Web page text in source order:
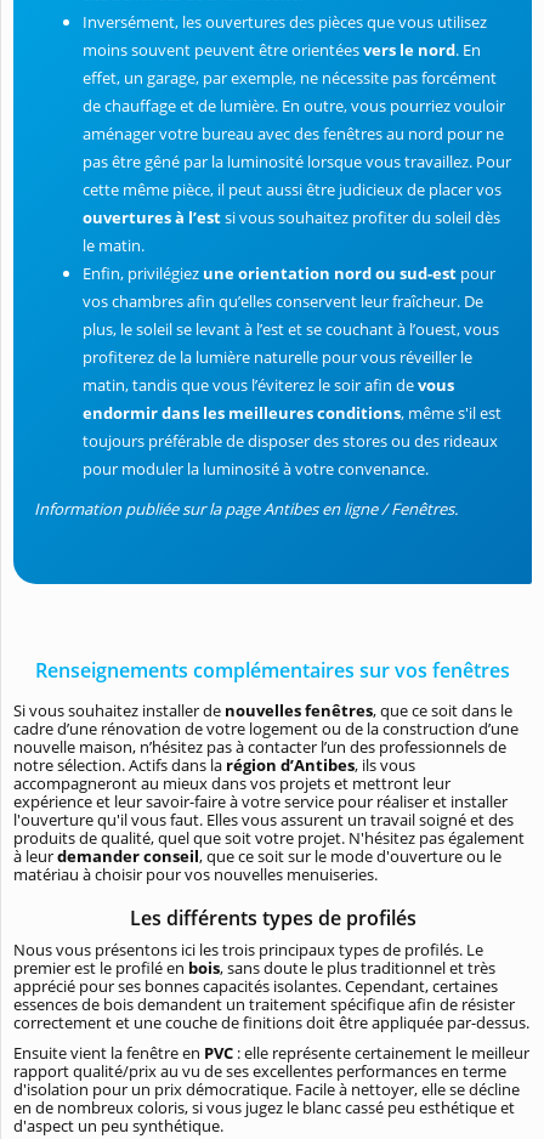
Inversément, les ouvertures des pièces que vous utilisez
moins souvent peuvent être orientéesvers le nord. En
effet, un garage, par exemple, ne nécessite pas forcément
de chauffage et de lumière. En outre, vous pourriez vouloir
aménager votre bureau avec des fenêtres au nord pour ne
pas être gêné par la luminosité lorsque vous travaillez. Pour
cette même pièce, il peut aussi être judicieux de placer vos
ouvertures à l’estsi vous souhaitez profiter du soleil dès
le matin.
Enfin, privilégiez une orientation nord ou sud-est pour
vos chambres afin qu’elles conservent leur fraîcheur. De
plus, le soleil se levant à l’est et se couchant à l’ouest, vous
profiterez de la lumière naturelle pour vous réveiller le
matin, tandis que vous l’éviterez le soir afin devous
endormir dans les meilleures conditions, même s'il est
toujours préférable de disposer des stores ou des rideaux
pour moduler la luminosité à votre convenance.
Information publiée sur la page Antibes en ligne / Fenêtres.
Renseignements complémentaires sur vos fenêtres
Si vous souhaitez installer de nouvelles fenêtres, que ce soit dans le
cadre d’une rénovation de votre logement ou de la construction d’une
nouvelle maison, n’hésitez pas à contacter l’un des professionnels de
notre sélection. Actifs dans la région d’Antibes, ils vous
accompagneront au mieux dans vos projets et mettront leur
expérience et leur savoir-faire à votre service pour réaliser et installer
l'ouverture qu'il vous faut. Elles vous assurent un travail soigné et des
produits de qualité, quel que soit votre projet. N'hésitez pas également
à leurdemander conseil, que ce soit sur le mode d'ouverture ou le
matériau à choisir pour vos nouvelles menuiseries.
Les différents types de profilés
Nous vous présentons ici les trois principaux types de profilés. Le
premier est le profilé en bois, sans doute le plus traditionnel et très
apprécié pour ses bonnes capacités isolantes. Cependant, certaines
essences de bois demandent un traitement spécifique afin de résister
correctement et une couche de finitions doit être appliquée par-dessus.
Ensuite vient la fenêtre en PVC : elle représente certainement le meilleur
rapport qualité/prix au vu de ses excellentes performances en terme
d'isolation pour un prix démocratique. Facile à nettoyer, elle se décline
en de nombreux coloris, si vous jugez le blanc cassé peu esthétique et
d'aspect un peu synthétique.